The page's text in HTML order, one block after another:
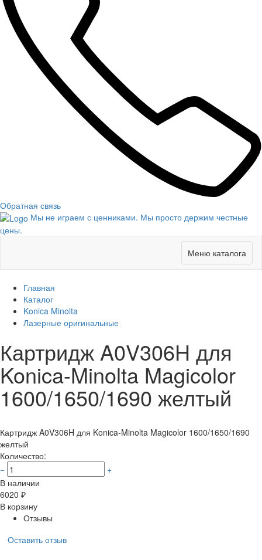
Обратная связь
Мы не играем с ценниками. Мы просто держим честные
цены.
Меню каталога
Главная
Каталог
Konica Minolta
Лазерные оригинальные
Картридж A0V306H для
Konica-Minolta Magicolor
1600/1650/1690 желтый
Картридж A0V306H для Konica-Minolta Magicolor 1600/1650/1690
желтый
Количество:
−
+
В наличии
6020 ₽
В корзину
Отзывы
Оставить отзыв